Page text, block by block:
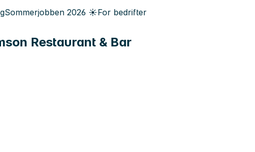
Sommerjobben 2026 ☀️For bedrifter
Restaurant & Bar